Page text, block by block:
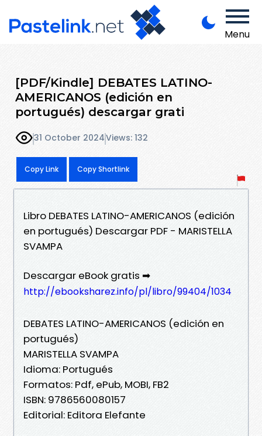
Menu
[PDF/Kindle] DEBATES LATINO-
AMERICANOS (edición en
portugués) descargar grati
31 October 2024Views: 132
Copy Link Copy Shortlink
Libro DEBATES LATINO-AMERICANOS (edición
en portugués) Descargar PDF - MARISTELLA
SVAMPA
Descargar eBook gratis ➡
http://ebooksharez.info/pl/libro/99404/1034
DEBATES LATINO-AMERICANOS (edición en
portugués)
MARISTELLA SVAMPA
Idioma: Portugués
Formatos: Pdf, ePub, MOBI, FB2
ISBN: 9786560080157
Editorial: Editora Elefante